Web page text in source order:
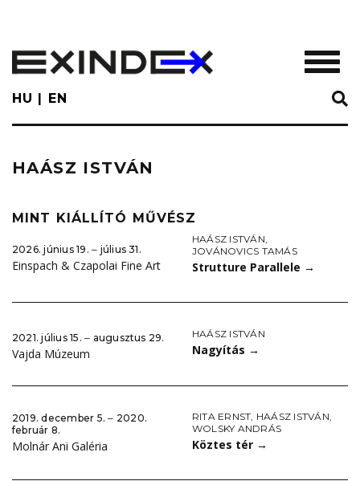
main
content
HU EN
HAÁSZ ISTVÁN
MINT KIÁLLÍTÓ MŰVÉSZ
2026. június 19. ‒ július 31.
Einspach & Czapolai Fine Art
HAÁSZ ISTVÁN,
JOVÁNOVICS TAMÁS
Strutture Parallele →
2021. július 15. ‒ augusztus 29.
Vajda Múzeum
HAÁSZ ISTVÁN
Nagyítás →
2019. december 5. ‒ 2020.
február 8.
Molnár Ani Galéria
RITA ERNST, HAÁSZ ISTVÁN,
WOLSKY ANDRÁS
Köztes tér →